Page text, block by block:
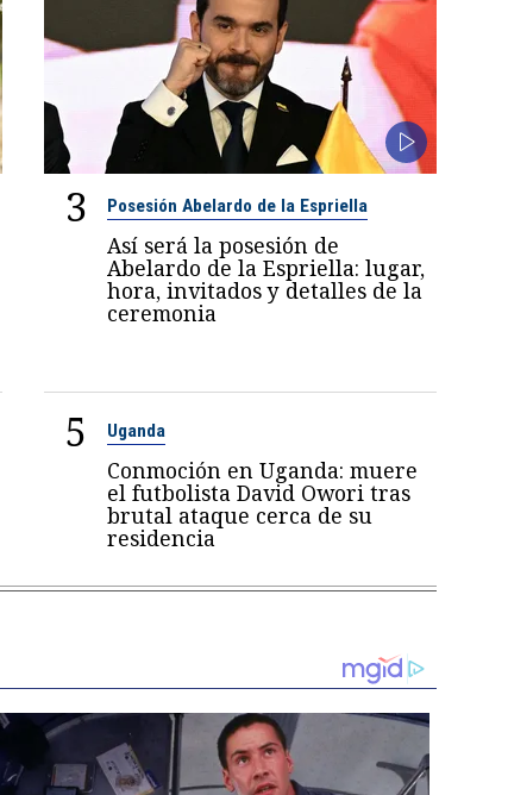
3 Posesión Abelardo de la Espriella
Así será la posesión de
Abelardo de la Espriella: lugar,
hora, invitados y detalles de la
ceremonia
5 Uganda
Conmoción en Uganda: muere
el futbolista David Owori tras
brutal ataque cerca de su
residencia